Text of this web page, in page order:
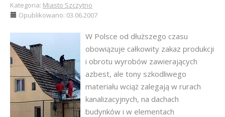
Kategoria: Miasto Szczytno
Opublikowano: 03.06.2007
W Polsce od dłuższego czasu
obowiązuje całkowity zakaz produkcji
i obrotu wyrobów zawierających
azbest, ale tony szkodliwego
materiału wciąż zalegają w rurach
kanalizacyjnych, na dachach
budynków i w elementach